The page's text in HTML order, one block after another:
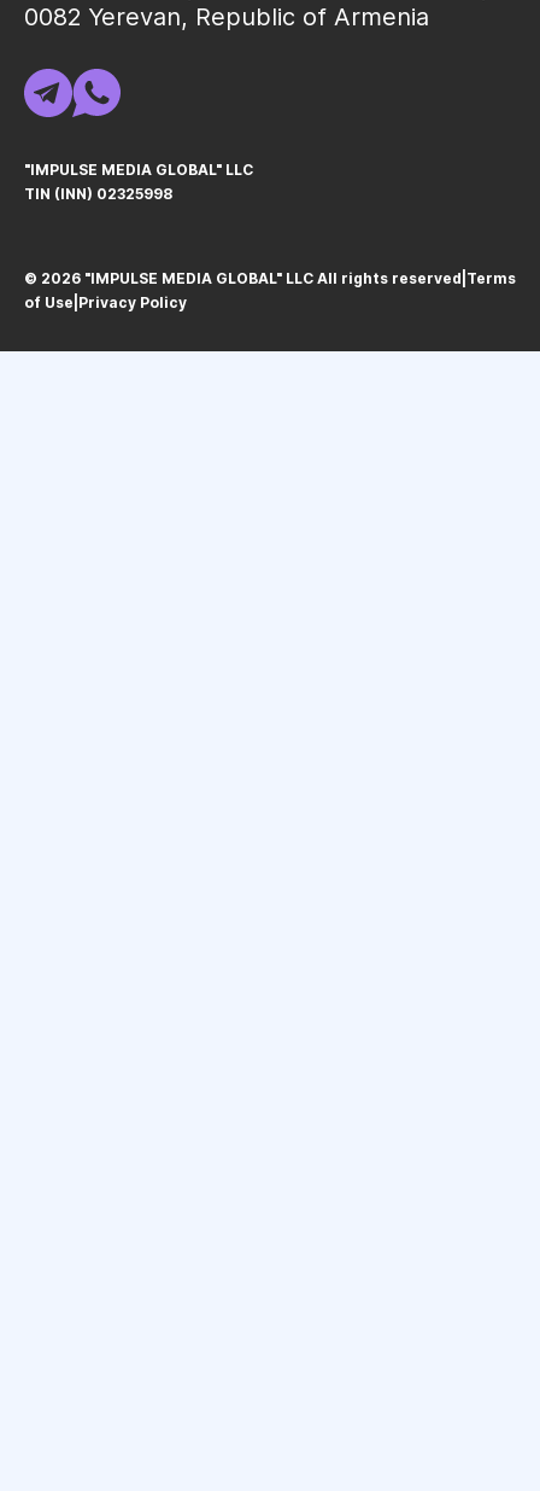
0082 Yerevan, Republic of Armenia
"IMPULSE MEDIA GLOBAL" LLC
TIN (INN) 02325998
© 2026 "IMPULSE MEDIA GLOBAL" LLC All rights reservedㅤ|ㅤ Terms
of Use Privacy Policy